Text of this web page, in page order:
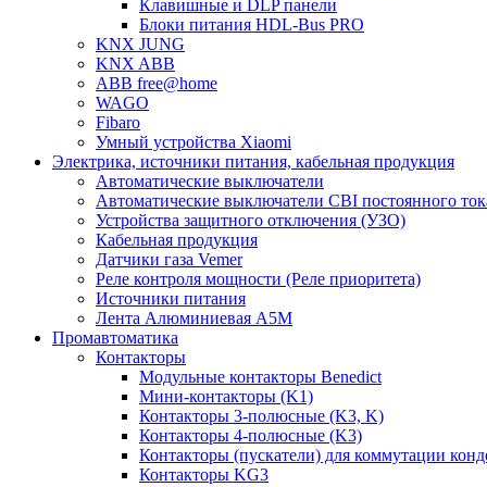
Клавишные и DLP панели
Блоки питания HDL-Bus PRO
KNX JUNG
KNX ABB
ABB free@home
WAGO
Fibaro
Умный устройства Xiaomi
Электрика, источники питания, кабельная продукция
Автоматические выключатели
Автоматические выключатели CBI постоянного
Устройства защитного отключения (УЗО)
Кабельная продукция
Датчики газа Vemer
Реле контроля мощности (Реле приоритета)
Источники питания
Лента Алюминиевая А5М
Промавтоматика
Контакторы
Модульные контакторы Benedict
Мини-контакторы (K1)
Контакторы 3-полюсные (K3, K)
Контакторы 4-полюсные (K3)
Контакторы (пускатели) для коммутации
Контакторы KG3